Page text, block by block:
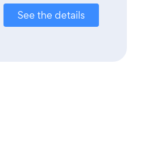
See the details